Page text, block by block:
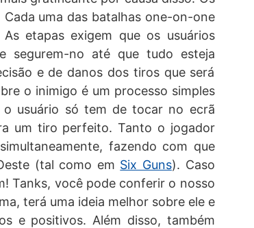
uma das batalhas one-on-one
etapas exigem que os usuários
segurem-no até que tudo esteja
e de danos dos tiros que será
o inimigo é um processo simples
o usuário só tem de tocar no ecrã
um tiro perfeito. Tanto o jogador
fazendo com que
(tal como em Six Guns). Caso
Tanks, você pode conferir o nosso
terá uma ideia melhor sobre ele e
e positivos. Além disso, também